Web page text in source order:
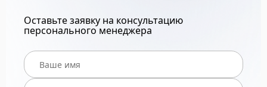
Оставьте заявку на консультацию
персонального менеджера